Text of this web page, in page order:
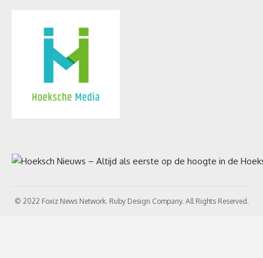
© 2022 Foxiz News Network. Ruby Design Company. All Rights Reserved.